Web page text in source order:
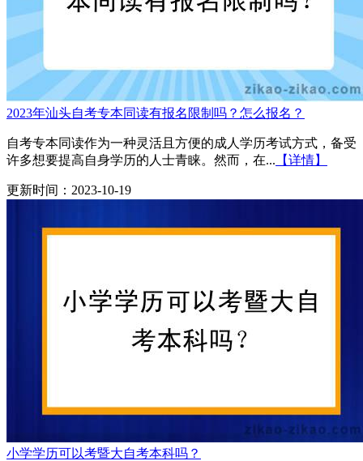
2023年汕头自考专本同读有报名限制吗？怎么报名？
自考专本同读作为一种灵活且方便的成人学历考试方式，备受
许多想要提高自身学历的人士青睐。然而，在... 【详情】
更新时间：2023-10-19
小学学历可以考暨大自考本科吗？